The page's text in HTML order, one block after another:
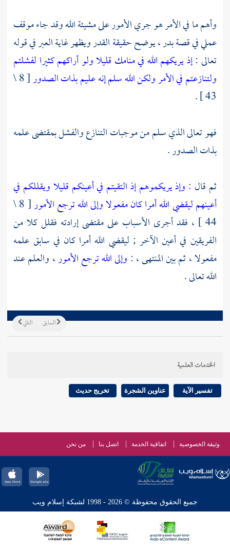
وأهم ما في الأمر هو جري الأمور على مشيئة الله وقد جاء موقف
عملي في قصة بدر ، يوضح حقيقة القدر ويظهر غاية العبر في قوله
تعالى :إذ يريكهم الله في منامك قليلا ولو أراكهم كثيرا لفشلتم
ولتنازعتم في الأمر ولكن الله سلم إنه عليم بذات الصدور
[ 8 \
43 ] .
فهو تعالى الذي سلم من موجبات التنازع والفشل بمقتضى علمه
بذات الصدور .
ثم قال : وإذ يريكموهم إذ التقيتم في أعينكم قليلا ويقللكم في
أعينهم ليقضي الله أمرا كان مفعولا وإلى الله ترجع الأمور
[ 8 \
44 ] ، فقد أجرى الأسباب على مقتضى إرادته فقلل كلا من
الفريقين في أعين الآخر ; ليقضي الله أمرا كان في سابق علمه
مفعولا ، ثم بين المنتهى ، : وإلى الله ترجع الأمور، والعلم عند
الله تعالى .
التالي السابق
الخدمات العلمية
تفسير الآية عناوين الشجرة تخريج حديث
وثيقة الخصوصية اتفاقية الخدمة اتصل بنا من نحن
جميع الحقوق محفوظة © 2026 - 1998 لشبكة إسلام ويب